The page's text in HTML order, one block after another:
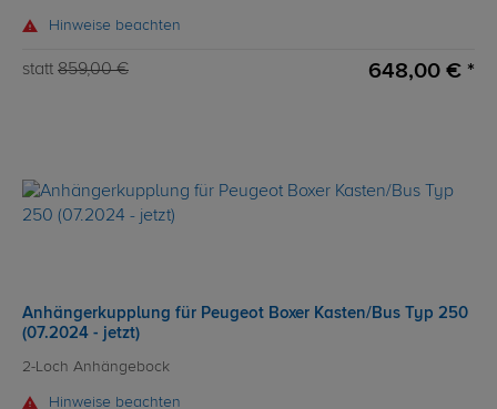
Hinweise beachten
statt 859,00 € 648,00 € *
Anhängerkupplung für Peugeot Boxer Kasten/Bus Typ 250
(07.2024 - jetzt)
2-Loch Anhängebock
Hinweise beachten